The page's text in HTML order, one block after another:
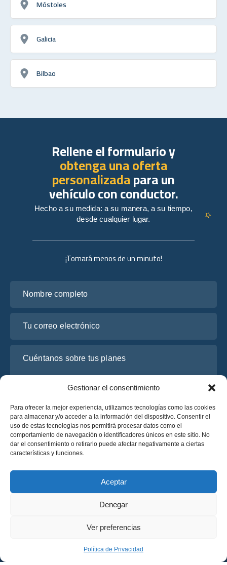
Gestionar el consentimiento
Para ofrecer la mejor experiencia, utilizamos tecnologías como las cookies
para almacenar y/o acceder a la información del dispositivo. Consentir el
uso de estas tecnologías nos permitirá procesar datos como el
comportamiento de navegación o identificadores únicos en este sitio. No
dar el consentimiento o retirarlo puede afectar negativamente a ciertas
características y funciones.
Aceptar
Denegar
Ver preferencias
Política de Privacidad
Móstoles
Galicia
Bilbao
Política de Privacidad
Términos y Condiciones
¡Tomará menos de un minuto!
He leído y acepto la
Solicite un presupuesto
Solicite un presupuesto
Rellene el formulario y
obtenga una oferta
personalizadapara un
vehículo con conductor.
Hecho a su medida: a su manera, a su tiempo,
desde cualquier lugar.